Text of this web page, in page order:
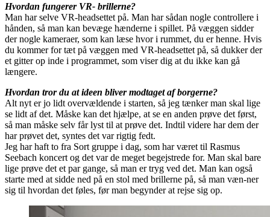
Hvordan fungerer VR- brillerne?
Man har selve VR-headsettet på. Man har sådan nogle controllere i
hånden, så man kan bevæge hænderne i spillet. På væggen sidder
der nogle kameraer, som kan læse hvor i rummet, du er henne. Hvis
du kommer for tæt på væggen med VR-headsettet på, så dukker der
et gitter op inde i programmet, som viser dig at du ikke kan gå
længere.
Hvordan tror du at ideen bliver modtaget af borgerne?
Alt nyt er jo lidt overvældende i starten, så jeg tænker man skal lige
se lidt af det. Måske kan det hjælpe, at se en anden prøve det først,
så man måske selv får lyst til at prøve det. Indtil videre har dem der
har prøvet det, syntes det var rigtig fedt.
Jeg har haft to fra Sort gruppe i dag, som har været til Rasmus
Seebach koncert og det var de meget begejstrede for. Man skal bare
lige prøve det et par gange, så man er tryg ved det. Man kan også
starte med at sidde ned på en stol med brillerne på, så man væn-ner
sig til hvordan det føles, før man begynder at rejse sig op.